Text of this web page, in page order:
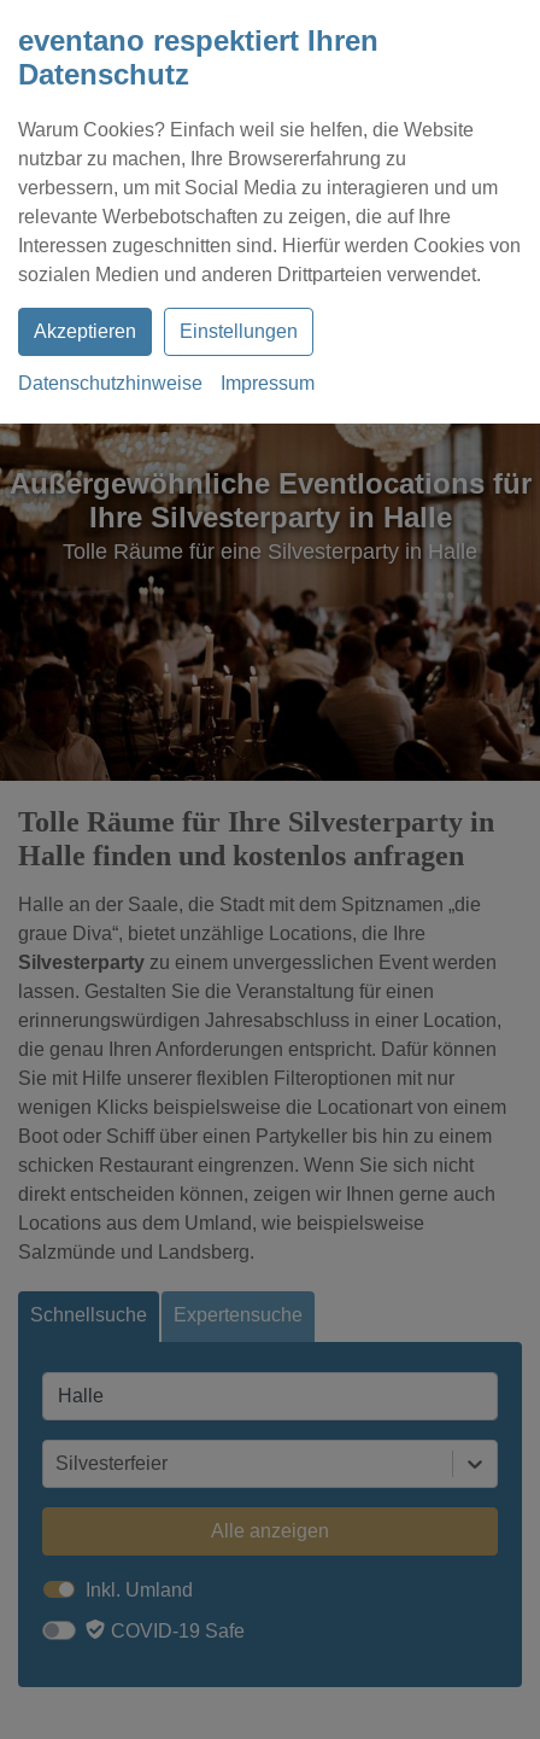
eventano respektiert Ihren
Datenschutz
Warum Cookies? Einfach weil sie helfen, die Website
nutzbar zu machen, Ihre Browsererfahrung zu
verbessern, um mit Social Media zu interagieren und um
relevante Werbebotschaften zu zeigen, die auf Ihre
Interessen zugeschnitten sind. Hierfür werden Cookies von
sozialen Medien und anderen Drittparteien verwendet.
Akzeptieren Einstellungen
Datenschutzhinweise Impressum
Kontakt Location eintragen Profil
Außergewöhnliche Eventlocations für
Ihre Silvesterparty in Halle
Tolle Räume für eine Silvesterparty in Halle
Tolle Räume für Ihre Silvesterparty in
Halle finden und kostenlos anfragen
Halle an der Saale, die Stadt mit dem Spitznamen „die
graue Diva“, bietet unzählige Locations, die Ihre
Silvesterparty zu einem unvergesslichen Event werden
lassen. Gestalten Sie die Veranstaltung für einen
erinnerungswürdigen Jahresabschluss in einer Location,
die genau Ihren Anforderungen entspricht. Dafür können
Sie mit Hilfe unserer flexiblen Filteroptionen mit nur
wenigen Klicks beispielsweise die Locationart von einem
Boot oder Schiff über einen Partykeller bis hin zu einem
schicken Restaurant eingrenzen. Wenn Sie sich nicht
direkt entscheiden können, zeigen wir Ihnen gerne auch
Locations aus dem Umland, wie beispielsweise
Salzmünde und Landsberg.
Schnellsuche Expertensuche
Silvesterfeier
Alle anzeigen
Inkl. Umland
COVID-19 Safe